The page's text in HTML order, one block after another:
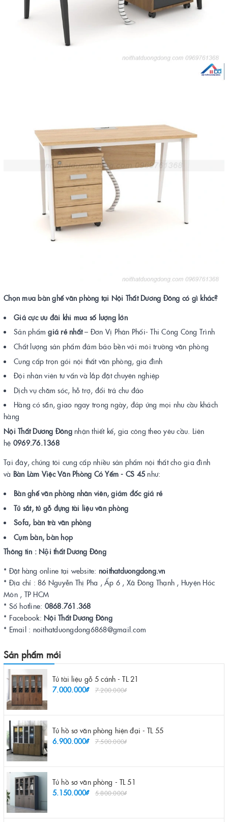
Chọn mua bàn ghế văn phòng tại Nội Thất Dương Đông có gì khác?
Giá cực ưu đãi khi mua số lượng lớn
Sản phẩmgiá rẻ nhất– Đơn Vị Phân Phối- Thi Công Công Trình
Chất lượng sản phẩm đảm bảo bền với môi trường văn phòng
Cung cấp trọn gói nội thất văn phòng, gia đình
Đội nhân viên tư vấn và lắp đặt chuyên nghiệp
Dịch vụ chăm sóc, hỗ trợ, đổi trả chu đáo
Hàng có sẵn, giao ngay trong ngày, đáp ứng mọi nhu cầu khách
hàng
Nội Thất Dương Đôngnhận thiết kế, gia công theo yêu cầu. Liên
hệ 0969.76.1368
Tại đây, chúng tôi cung cấp nhiều sản phẩm nội thất cho gia đình
và Bàn Làm Việc Văn Phòng Có Yếm - CS 45 như:
Bàn ghế văn phòng nhân viên, giám đốc giá rẻ
Tủ sắt, tủ gỗ đựng tài liệu văn phòng
Sofa, bàn trà văn phòng
Cụm bàn, bàn họp
Thông tin : Nội thất Dương Đông
* Đặt hàng online tại website: noithatduongdong.vn
* Địa chỉ : 86 Nguyễn Thị Pha , Ấp 6 , Xã Đông Thạnh , Huyện Hóc
Môn , TP HCM
* Số hotline: 0868.761.368
* Facebook: Nội Thất Dương Đông
* Email : noithatduongdong6868@gmail.com
Sản phẩm mới
Tủ tài liệu gỗ 5 cánh - TL 21
7.000.000₫
7.200.000₫
Tủ hồ sơ văn phòng hiện đại - TL 55
6.900.000₫
7.500.000₫
Tủ hồ sơ văn phòng - TL 51
5.150.000₫
5.800.000₫